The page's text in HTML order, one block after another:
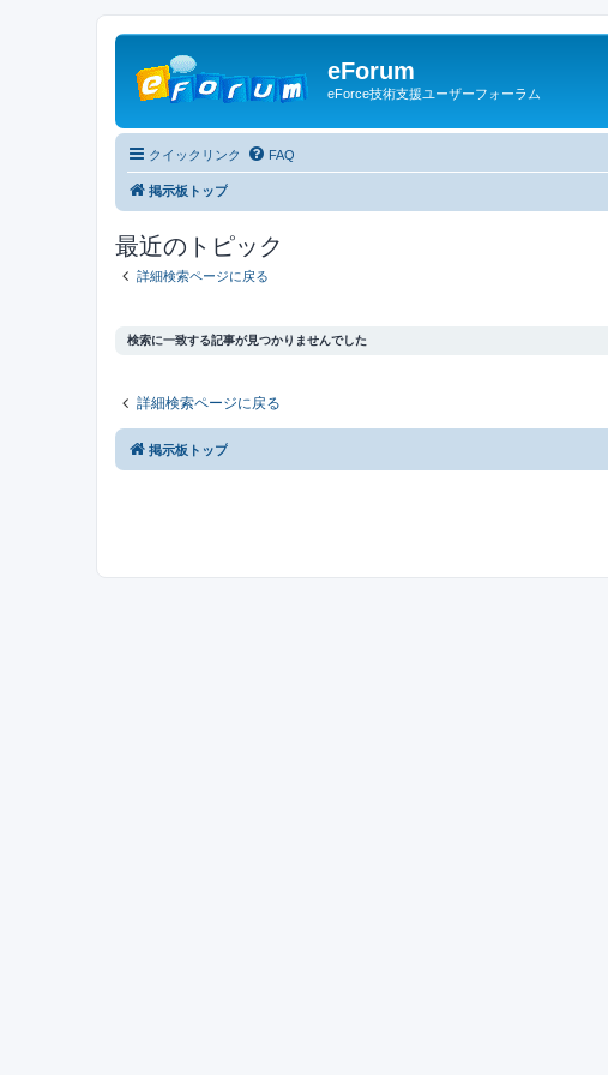
eForum
eForce技術支援ユーザーフォーラム
クイックリンク FAQ
掲示板トップ
最近のトピック
詳細検索ページに戻る
検索に一致する記事が見つかりませんでした
詳細検索ページに戻る
掲示板トップ